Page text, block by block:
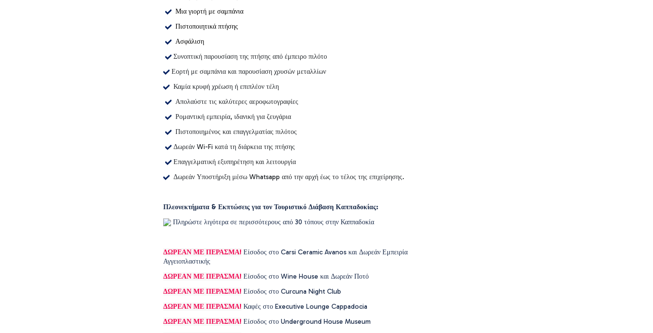
Μια γιορτή με σαμπάνια
Πιστοποιητικά πτήσης
Ασφάλιση
Συνοπτική παρουσίαση της πτήσης από έμπειρο πιλότο
Εορτή με σαμπάνια και παρουσίαση χρυσών μεταλλίων
Καμία κρυφή χρέωση ή επιπλέον τέλη
Απολαύστε τις καλύτερες αεροφωτογραφίες
Ρομαντική εμπειρία, ιδανική για ζευγάρια
Πιστοποιημένος και επαγγελματίας πιλότος
Δωρεάν Wi-Fi κατά τη διάρκεια της πτήσης
Επαγγελματική εξυπηρέτηση και λειτουργία
Δωρεάν Υποστήριξη μέσω Whatsapp από την αρχή έως το τέλος της επιχείρησης.
Πλεονεκτήματα & Εκπτώσεις για τον Τουριστικό Διάβαση Καππαδοκίας:
Πληρώστε λιγότερα σε περισσότερους από 30 τόπους στην Καππαδοκία
ΔΩΡΕΑΝ ΜΕ ΠΕΡΑΣΜΑ! Είσοδος στο Carsi Ceramic Avanos και Δωρεάν Εμπειρία
Αγγειοπλαστικής
ΔΩΡΕΑΝ ΜΕ ΠΕΡΑΣΜΑ! Είσοδος στο Wine House και Δωρεάν Ποτό
ΔΩΡΕΑΝ ΜΕ ΠΕΡΑΣΜΑ! Είσοδος στο Curcuna Night Club
ΔΩΡΕΑΝ ΜΕ ΠΕΡΑΣΜΑ! Καφές στο Executive Lounge Cappadocia
ΔΩΡΕΑΝ ΜΕ ΠΕΡΑΣΜΑ! Είσοδος στο Underground House Museum